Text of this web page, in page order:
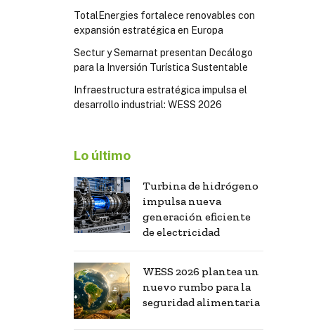
TotalEnergies fortalece renovables con
expansión estratégica en Europa
Sectur y Semarnat presentan Decálogo
para la Inversión Turística Sustentable
Infraestructura estratégica impulsa el
desarrollo industrial: WESS 2026
Lo último
Turbina de hidrógeno
impulsa nueva
generación eficiente
de electricidad
WESS 2026 plantea un
nuevo rumbo para la
seguridad alimentaria